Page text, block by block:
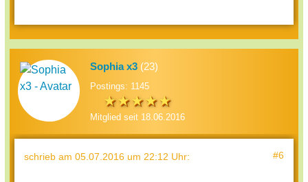
Sophia x3 (23)
Postings: 1145
Mitglied seit 18.06.2016
schrieb am 05.07.2016 um 22:12 Uhr: #6